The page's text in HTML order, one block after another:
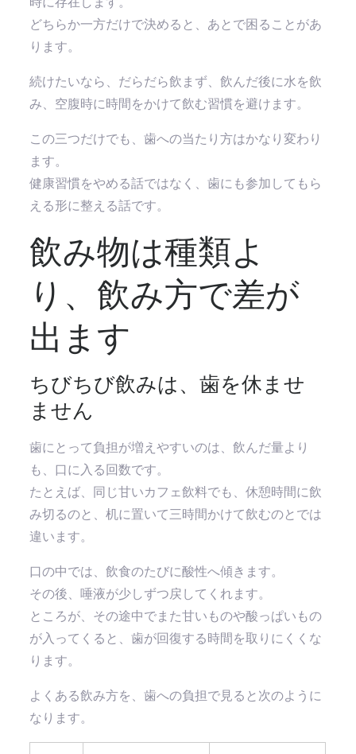
どちらか一方だけで決めると、あとで困ることがあ
ります。
続けたいなら、だらだら飲まず、飲んだ後に水を飲
み、空腹時に時間をかけて飲む習慣を避けます。
この三つだけでも、歯への当たり方はかなり変わり
ます。
健康習慣をやめる話ではなく、歯にも参加してもら
える形に整える話です。
飲み物は種類よ
り、飲み方で差が
出ます
ちびちび飲みは、歯を休ませ
ません
歯にとって負担が増えやすいのは、飲んだ量より
も、口に入る回数です。
たとえば、同じ甘いカフェ飲料でも、休憩時間に飲
み切るのと、机に置いて三時間かけて飲むのとでは
違います。
口の中では、飲食のたびに酸性へ傾きます。
その後、唾液が少しずつ戻してくれます。
ところが、その途中でまた甘いものや酸っぱいもの
が入ってくると、歯が回復する時間を取りにくくな
ります。
よくある飲み方を、歯への負担で見ると次のように
なります。